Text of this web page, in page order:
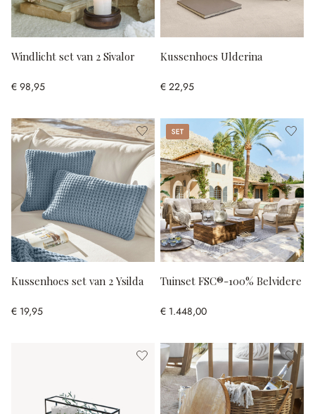
Windlicht set van 2 Sivalor
€ 98,95
Kussenhoes Ulderina
€ 22,95
Kussenhoes set van 2 Ysilda
€ 19,95
Set
Tuinset FSC®-100% Belvidere
€ 1.448,00